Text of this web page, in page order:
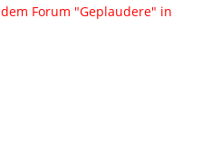
Forum "Geplaudere" in